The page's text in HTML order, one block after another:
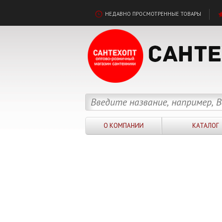
НЕДАВНО ПРОСМОТРЕННЫЕ ТОВАРЫ
О КОМПАНИИ КАТАЛОГ